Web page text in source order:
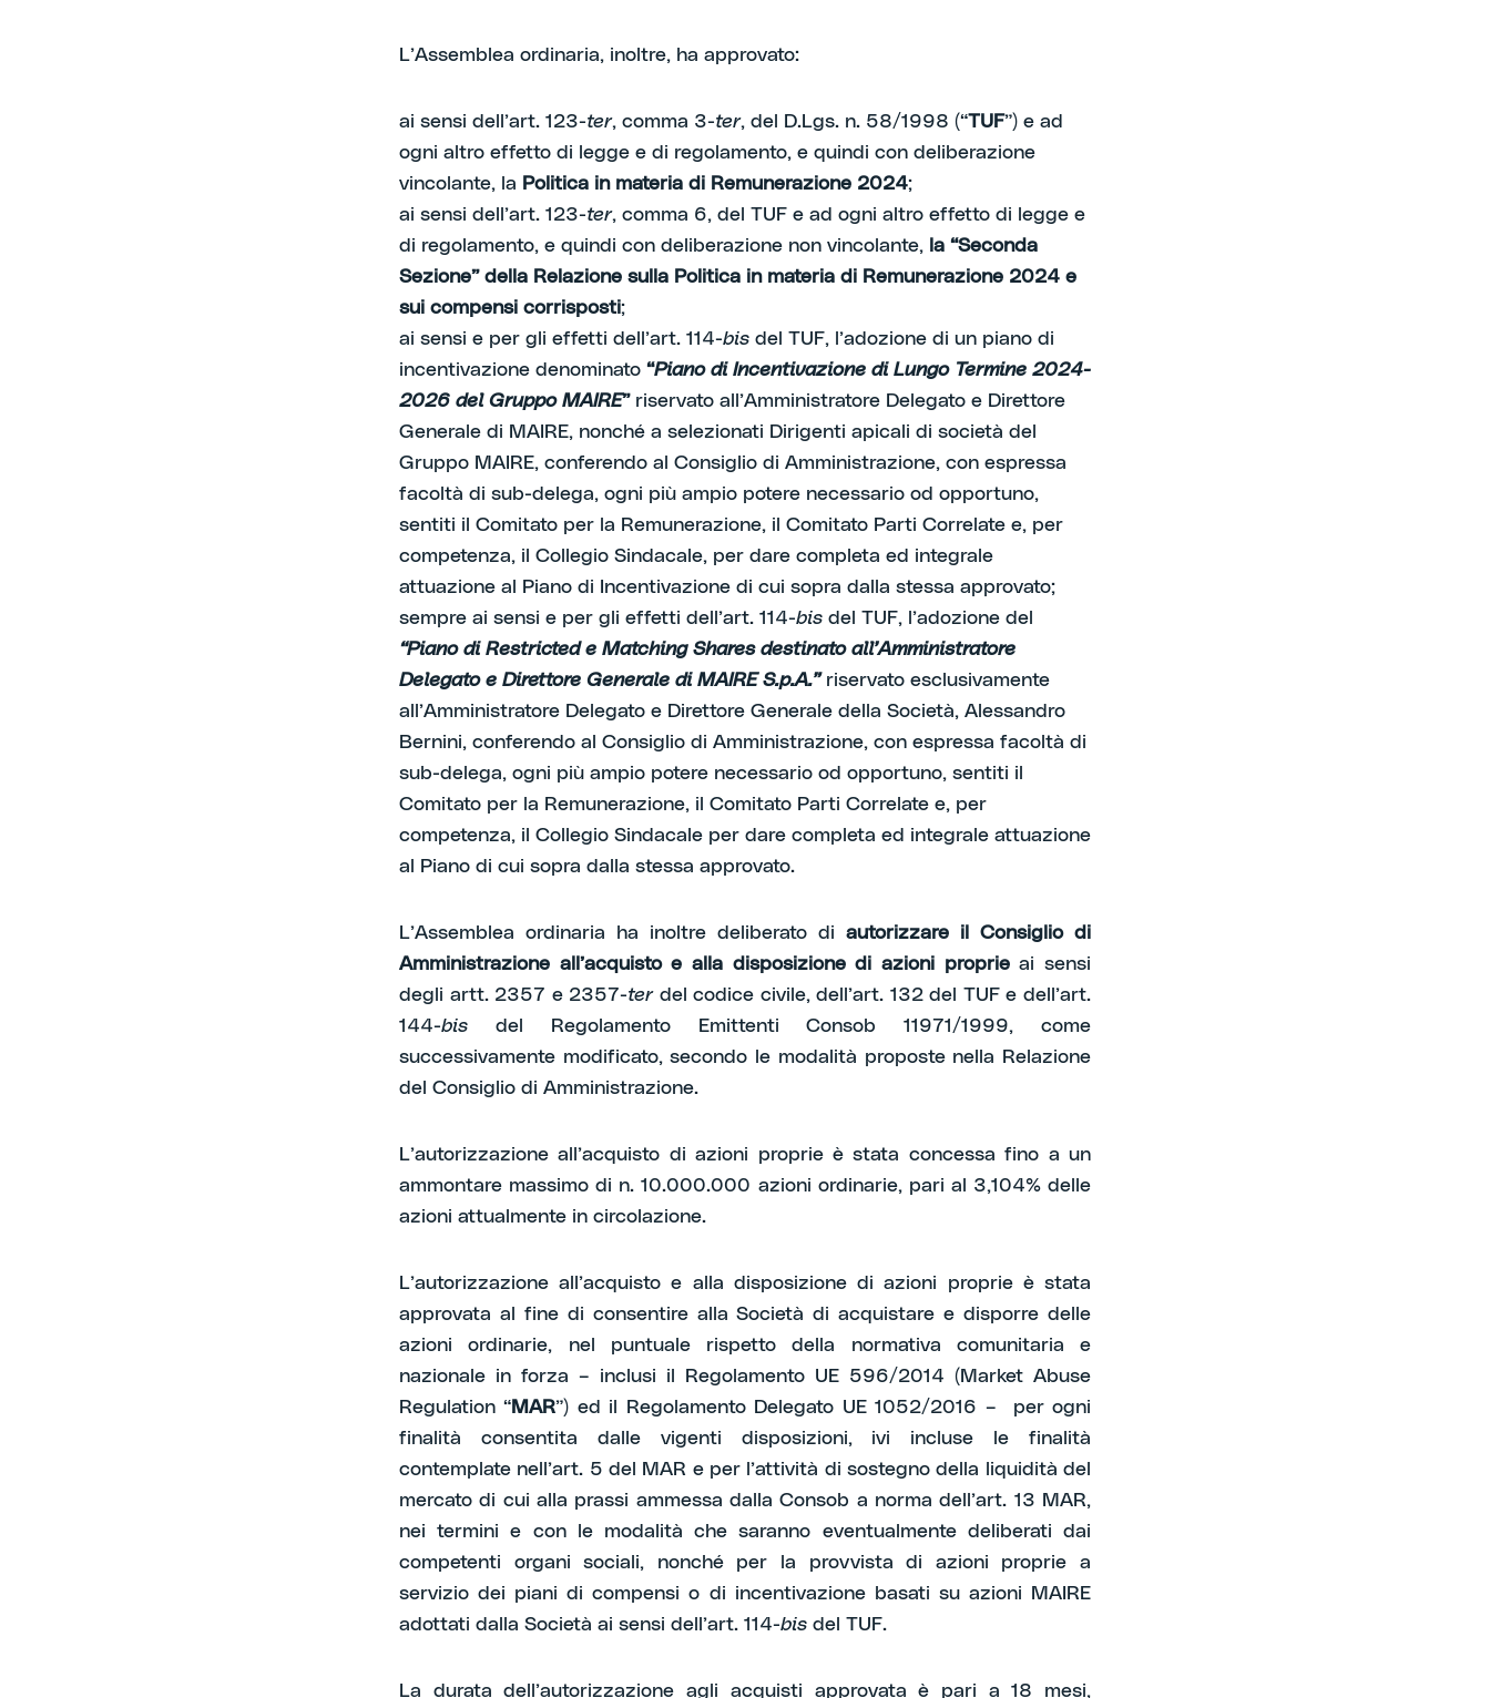
L’Assemblea ordinaria, inoltre, ha approvato:
ai sensi dell’art. 123-ter, comma 3-ter, del D.Lgs. n. 58/1998 (“TUF”) e ad
ogni altro effetto di legge e di regolamento, e quindi con deliberazione
vincolante, la Politica in materia di Remunerazione 2024;
ai sensi dell’art. 123-ter, comma 6, del TUF e ad ogni altro effetto di legge e
di regolamento, e quindi con deliberazione non vincolante, la “Seconda
Sezione” della Relazione sulla Politica in materia di Remunerazione 2024 e
sui compensi corrisposti;
ai sensi e per gli effetti dell’art. 114-bis del TUF, l’adozione di un piano di
incentivazione denominato “Piano di Incentivazione di Lungo Termine 2024-
2026 del Gruppo MAIRE” riservato all’Amministratore Delegato e Direttore
Generale di MAIRE, nonché a selezionati Dirigenti apicali di società del
Gruppo MAIRE, conferendo al Consiglio di Amministrazione, con espressa
facoltà di sub-delega, ogni più ampio potere necessario od opportuno,
sentiti il Comitato per la Remunerazione, il Comitato Parti Correlate e, per
competenza, il Collegio Sindacale, per dare completa ed integrale
attuazione al Piano di Incentivazione di cui sopra dalla stessa approvato;
sempre ai sensi e per gli effetti dell’art. 114-bis del TUF, l’adozione del
“Piano di Restricted e Matching Shares destinato all’Amministratore
Delegato e Direttore Generale di MAIRE S.p.A.”riservato esclusivamente
all’Amministratore Delegato e Direttore Generale della Società, Alessandro
Bernini, conferendo al Consiglio di Amministrazione, con espressa facoltà di
sub-delega, ogni più ampio potere necessario od opportuno, sentiti il
Comitato per la Remunerazione, il Comitato Parti Correlate e, per
competenza, il Collegio Sindacale per dare completa ed integrale attuazione
al Piano di cui sopra dalla stessa approvato.
L’Assemblea ordinaria ha inoltre deliberato di autorizzare il Consiglio di
Amministrazione all’acquisto e alla disposizione di azioni proprieai sensi
degli artt. 2357 e 2357-terdel codice civile, dell’art. 132 del TUF e dell’art.
144-bis del Regolamento Emittenti Consob 11971/1999, come
successivamente modificato, secondo le modalità proposte nella Relazione
del Consiglio di Amministrazione.
L’autorizzazione all’acquisto di azioni proprie è stata concessa fino a un
ammontare massimo di n. 10.000.000 azioni ordinarie, pari al 3,104% delle
azioni attualmente in circolazione.
L’autorizzazione all’acquisto e alla disposizione di azioni proprie è stata
approvata al fine di consentire alla Società di acquistare e disporre delle
azioni ordinarie, nel puntuale rispetto della normativa comunitaria e
nazionale in forza – inclusi il Regolamento UE 596/2014 (Market Abuse
Regulation “MAR”) ed il Regolamento Delegato UE 1052/2016 – per ogni
finalità consentita dalle vigenti disposizioni, ivi incluse le finalità
contemplate nell’art. 5 del MAR e per l’attività di sostegno della liquidità del
mercato di cui alla prassi ammessa dalla Consob a norma dell’art. 13 MAR,
nei termini e con le modalità che saranno eventualmente deliberati dai
competenti organi sociali, nonché per la provvista di azioni proprie a
servizio dei piani di compensi o di incentivazione basati su azioni MAIRE
adottati dalla Società ai sensi dell’art. 114-bis del TUF.
La durata dell’autorizzazione agli acquisti approvata è pari a 18 mesi,